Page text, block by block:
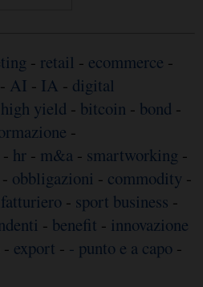
- retail - ecommerce -
- AI - IA - digital
high yield - bitcoin - bond -
-
- hr - m&a - smartworking -
- obbligazioni - commodity -
- sport business -
- benefit - innovazione
- export - - punto e a capo -